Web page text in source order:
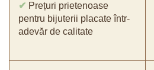
✔ Prețuri prietenoase
pentru bijuterii placate într-
adevăr de calitate